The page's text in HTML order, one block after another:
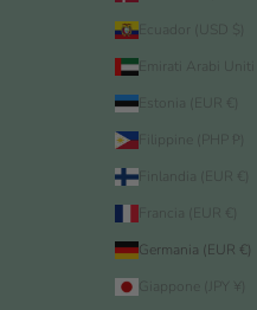
Ecuador (USD $)
Estonia (EUR €)
Filippine (PHP ₱)
Finlandia (EUR €)
Francia (EUR €)
Germania (EUR €)
Giappone (JPY ¥)